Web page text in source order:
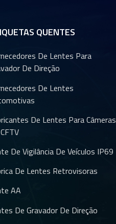
QUENTES
De Lentes Para
De Direção
De Lentes
De Lentes Para Câmeras
De Vigilância De Veículos IP69
De Lentes Retrovisoras
AA
De Gravador De Direção